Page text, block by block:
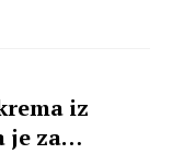
iz
je za